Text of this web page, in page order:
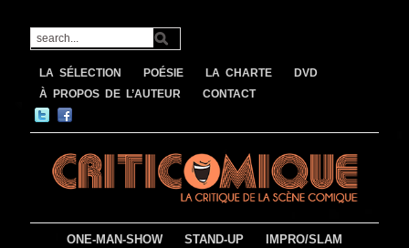
LA SÉLECTION POÉSIE LA CHARTE
DVD
À PROPOS DE L’AUTEUR
CONTACT
ONE-MAN-SHOW STAND-UP
IMPRO/SLAM